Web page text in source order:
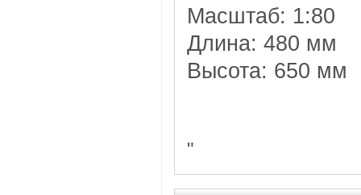
Масштаб: 1:80
Длина: 480 мм
Высота: 650 мм
"